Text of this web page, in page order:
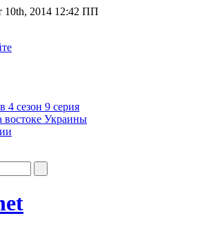
10th, 2014 12:42 ПП
4 сезон 9 серия
востоке Украины